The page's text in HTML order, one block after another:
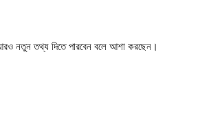
আরও নতুন তথ্য দিতে পারবেন বলে আশা করছেন।